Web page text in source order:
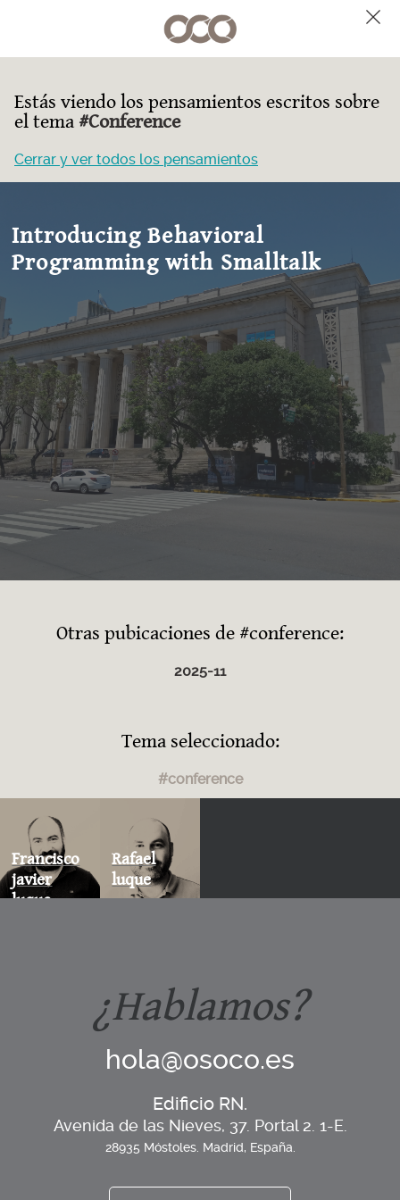
Estás viendo los pensamientos escritos sobre
el tema#Conference
Cerrar y ver todos los pensamientos
Introducing Behavioral
Programming with Smalltalk
Otras pubicaciones de #conference:
2025-11
Tema seleccionado:
#conference
Francisco
javier
luque
Rafael
luque
¿Hablamos?
hola@osoco.es
Edificio RN.
Avenida de las Nieves, 37. Portal 2. 1-E.
28935 Móstoles. Madrid, España.